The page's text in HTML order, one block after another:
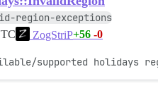
region-exceptions
ZogStriP+56 -0
supported holidays